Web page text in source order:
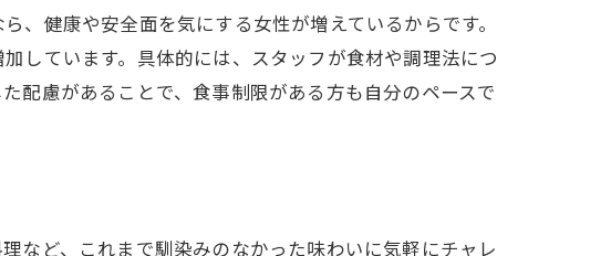
ごし方
体験
時間
健康や安全面を気にする女性が増えているからです。
しています。具体的には、スタッフが食材や調理法につ
配慮があることで、食事制限がある方も自分のペースで